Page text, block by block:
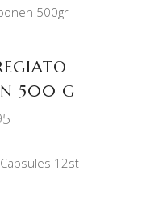
€ 21,95.
500 G